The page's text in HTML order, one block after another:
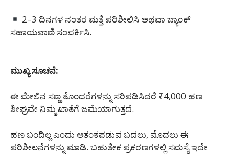
2–3 ದಿನಗಳ ನಂತರ ಮತ್ತೆ ಪರಿಶೀಲಿಸಿ ಅಥವಾ ಬ್ಯಾಂಕ್
ಸಹಾಯವಾಣಿ ಸಂಪರ್ಕಿಸಿ.
ಮುಖ್ಯ ಸೂಚನೆ:
ಈ ಮೇಲಿನ ಸಣ್ಣ ತೊಂದರೆಗಳನ್ನು ಸರಿಪಡಿಸಿದರೆ ₹4,000 ಹಣ
ಶೀಘ್ರವೇ ನಿಮ್ಮ ಖಾತೆಗೆ ಜಮೆಯಾಗುತ್ತದೆ.
ಹಣ ಬಂದಿಲ್ಲ ಎಂದು ಆತಂಕಪಡುವ ಬದಲು, ಮೊದಲು ಈ
ಪರಿಶೀಲನೆಗಳನ್ನು ಮಾಡಿ. ಬಹುತೇಕ ಪ್ರಕರಣಗಳಲ್ಲಿ ಸಮಸ್ಯೆ ಇದೇ